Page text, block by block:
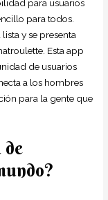
para usuarios
para todos.
y se presenta
Esta app
de usuarios
a los hombres
para la gente que
de